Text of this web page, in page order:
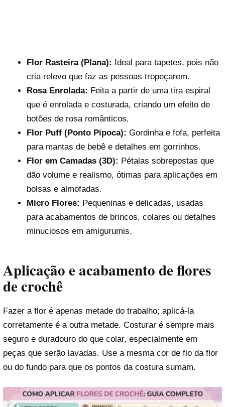
Flor Rasteira (Plana): Ideal para tapetes, pois não
cria relevo que faz as pessoas tropeçarem.
Rosa Enrolada: Feita a partir de uma tira espiral
que é enrolada e costurada, criando um efeito de
botões de rosa românticos.
Flor Puff (Ponto Pipoca): Gordinha e fofa, perfeita
para mantas de bebê e detalhes em gorrinhos.
Flor em Camadas (3D): Pétalas sobrepostas que
dão volume e realismo, ótimas para aplicações em
bolsas e almofadas.
Micro Flores: Pequeninas e delicadas, usadas
para acabamentos de brincos, colares ou detalhes
minuciosos em amigurumis.
Aplicação e acabamento de flores
de crochê
Fazer a flor é apenas metade do trabalho; aplicá-la
corretamente é a outra metade. Costurar é sempre mais
seguro e duradouro do que colar, especialmente em
peças que serão lavadas. Use a mesma cor de fio da flor
ou do fundo para que os pontos da costura sumam.